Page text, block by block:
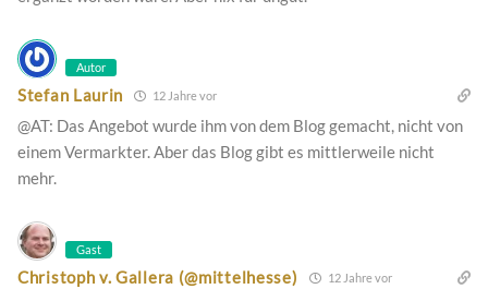
Autor
Stefan Laurin 12 Jahre vor
@AT: Das Angebot wurde ihm von dem Blog gemacht, nicht von
einem Vermarkter. Aber das Blog gibt es mittlerweile nicht
mehr.
Gast
Christoph v. Gallera (@mittelhesse) 12 Jahre vor